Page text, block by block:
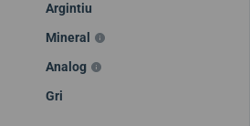
Argintiu
Mineral
Analog
Gri